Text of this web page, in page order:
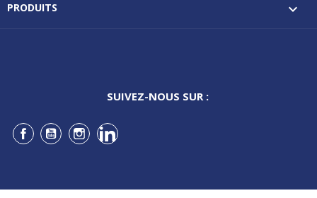
PRODUITS 
SUIVEZ-NOUS SUR :
Facebook
YouTubeInstagramLinkedIn